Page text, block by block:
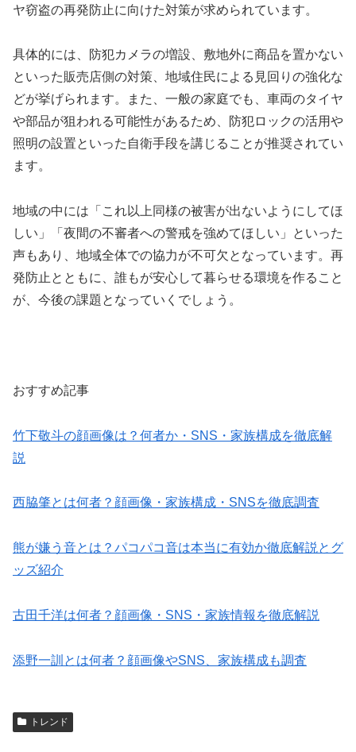
ヤ窃盗の再発防止に向けた対策が求められています。
具体的には、防犯カメラの増設、敷地外に商品を置かない
といった販売店側の対策、地域住民による見回りの強化な
どが挙げられます。また、一般の家庭でも、車両のタイヤ
や部品が狙われる可能性があるため、防犯ロックの活用や
照明の設置といった自衛手段を講じることが推奨されてい
ます。
地域の中には「これ以上同様の被害が出ないようにしてほ
しい」「夜間の不審者への警戒を強めてほしい」といった
声もあり、地域全体での協力が不可欠となっています。再
発防止とともに、誰もが安心して暮らせる環境を作ること
が、今後の課題となっていくでしょう。
おすすめ記事
竹下敬斗の顔画像は？何者か・SNS・家族構成を徹底解
説
西脇肇とは何者？顔画像・家族構成・SNSを徹底調査
熊が嫌う音とは？パコパコ音は本当に有効か徹底解説とグ
ッズ紹介
古田千洋は何者？顔画像・SNS・家族情報を徹底解説
添野一訓とは何者？顔画像やSNS、家族構成も調査
トレンド